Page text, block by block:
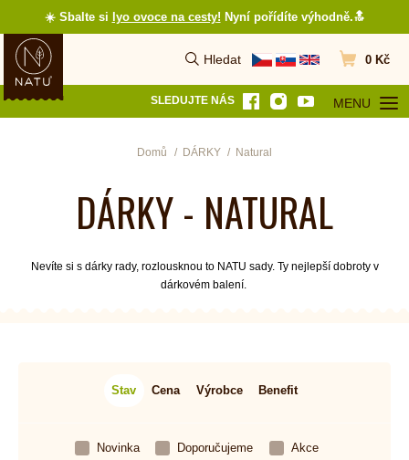
☀️ Sbalte si lyo ovoce na cesty! Nyní pořídíte výhodně.🔝
Hledat
Vyhledat Přejít do
0 Kč
SLEDUJTE NÁS MENU
OTEVŘÍT
Domů DÁRKY Natural
DÁRKY - NATURAL
Nevíte si s dárky rady, rozlousknou to NATU sady. Ty nejlepší dobroty v
dárkovém balení.
Stav Cena Výrobce Benefit
Novinka Doporučujeme Akce